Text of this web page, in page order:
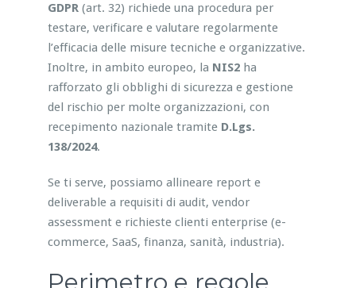
GDPR(art. 32) richiede una procedura per
testare, verificare e valutare regolarmente
l’efficacia delle misure tecniche e organizzative.
Inoltre, in ambito europeo, la NIS2ha
rafforzato gli obblighi di sicurezza e gestione
del rischio per molte organizzazioni, con
recepimento nazionale tramite D.Lgs.
138/2024.
Se ti serve, possiamo allineare report e
deliverable a requisiti di audit, vendor
assessment e richieste clienti enterprise (e-
commerce, SaaS, finanza, sanità, industria).
Perimetro e regole